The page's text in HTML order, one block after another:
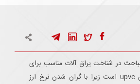
در شناخت یراق آلات مناسب برای
درب و پنجره های upvc است زیرا با گران شدن نرخ ارز